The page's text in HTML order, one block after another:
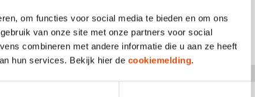
om functies voor social media te bieden en om ons
van onze site met onze partners voor social
combineren met andere informatie die u aan ze heeft
hun services. Bekijk hier de cookiemelding.
Eigenschaften